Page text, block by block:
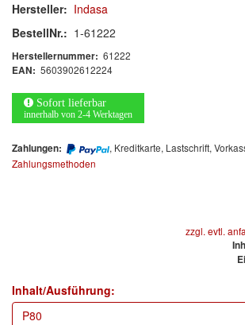
Werkzeug & Maschinen
Reinigen
Arbeitsschutz
Luftfilter
Mischfarben
3M
Hersteller: Indasa
BestellNr.: 1-61222
Herstellernummer: 61222
EAN: 5603902612224
Sofort lieferbar
innerhalb von 2-4 Werktagen
Zahlungen: , Kreditkarte, Lastschrift,
Zahlungsmethoden
zzgl. evtl.
Inhalt/Ausführung:
P80